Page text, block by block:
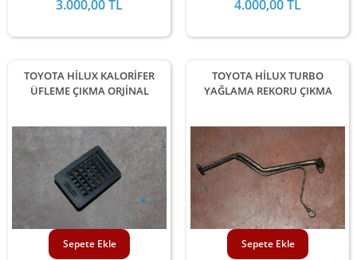
ARALIĞINDA STOKLARIMIZDA
3.000,00 TL
ARALIĞINDA STOKLARIMIZDA
4.000,00 TL
TOYOTA HİLUX KALORİFER
ÜFLEME ÇIKMA ORJİNAL
Sepete Ekle
TOYOTA HİLUX TURBO
YAĞLAMA REKORU ÇIKMA
Sepete Ekle